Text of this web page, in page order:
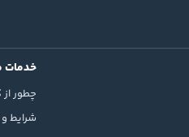
خدمات
چطور
شرایط